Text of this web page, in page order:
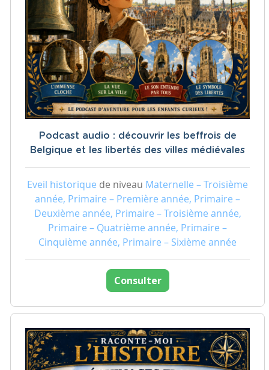
Podcast audio : découvrir les beffrois de
Belgique et les libertés des villes médiévales
Eveil historique de niveau Maternelle – Troisième
année, Primaire – Première année, Primaire –
Deuxième année, Primaire – Troisième année,
Primaire – Quatrième année, Primaire –
Cinquième année, Primaire – Sixième année
Consulter